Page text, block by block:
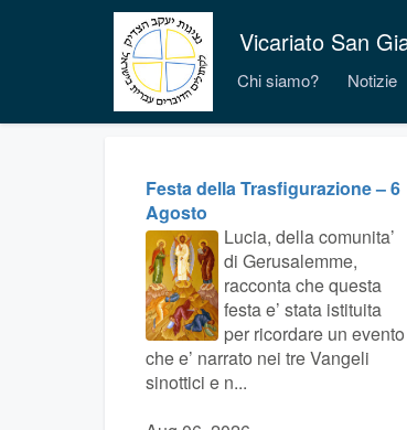
Vicariato San
Chi siamo? Notizie
Festa della Trasfigurazione – 6
Agosto
Lucia, della comunita’
di Gerusalemme,
racconta che questa
festa e’ stata istituita
per ricordare un evento
che e’ narrato nei tre Vangeli
sinottici e n...